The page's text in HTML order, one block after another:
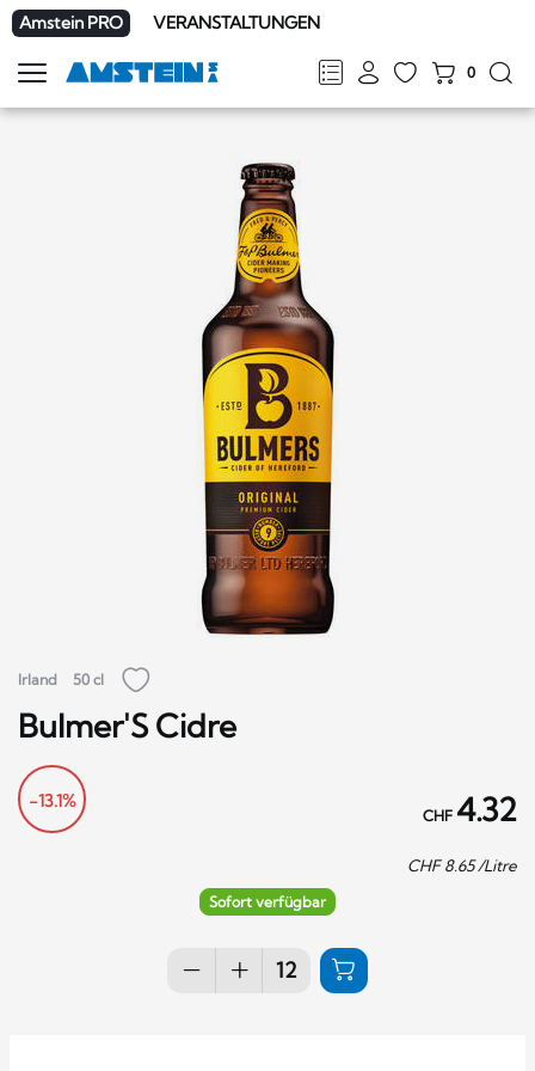
Amstein PRO VERANSTALTUNGEN
FRDEENIT
0
Navigation
zeigen
Irland 50 cl
Bulmer'S Cidre
-13.1%
CHF 4.32
CHF8.65/Litre
Sofort verfügbar